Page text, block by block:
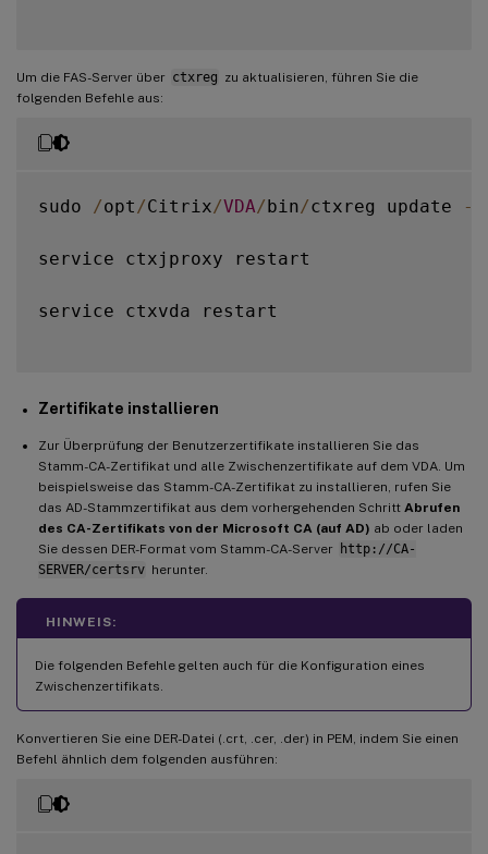
Um die FAS-Server über ctxreg zu aktualisieren, führen Sie die
folgenden Befehle aus:
sudo /opt /Citrix/VDA/bin/ctxreg update -
service ctxjproxy restart
service ctxvda restart
Zertifikate installieren
Zur Überprüfung der Benutzerzertifikate installieren Sie das
Stamm-CA-Zertifikat und alle Zwischenzertifikate auf dem VDA. Um
beispielsweise das Stamm-CA-Zertifikat zu installieren, rufen Sie
das AD-Stammzertifikat aus dem vorhergehenden Schritt Abrufen
des CA-Zertifikats von der Microsoft CA (auf AD) ab oder laden
Sie dessen DER-Format vom Stamm-CA-Server http://CA-
SERVER/certsrv herunter.
HINWEIS:
Die folgenden Befehle gelten auch für die Konfiguration eines
Zwischenzertifikats.
Konvertieren Sie eine DER-Datei (.crt, .cer, .der) in PEM, indem Sie einen
Befehl ähnlich dem folgenden ausführen: